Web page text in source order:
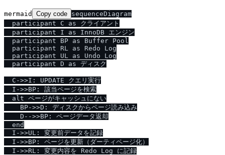
mermaid Copy code sequenceDiagram
  participant C as クライアント
  participant I as InnoDB エンジン
  participant BP as Buffer Pool
  participant RL as Redo Log
  participant UL as Undo Log
  participant D as ディスク
  C->>I: UPDATE クエリ実行
  I->>BP: 該当ページを検索
  alt ページがキャッシュにない
    BP->>D: ディスクからページ読み込み
    D-->>BP: ページデータ返却
  end
  I->>UL: 変更前データを記録
  I->>BP: ページを更新（ダーティページ化）
  I->>RL: 変更内容を Redo Log に記録